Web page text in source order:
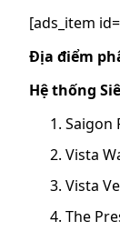
[ads_item
Địa điểm
Hệ thống
Saigon
Vista
Vista
The